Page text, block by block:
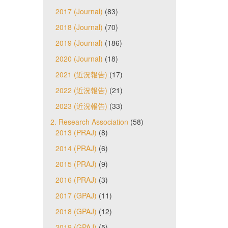
2017 (Journal) (83)
2018 (Journal) (70)
2019 (Journal) (186)
2020 (Journal) (18)
2021 (近況報告) (17)
2022 (近況報告) (21)
2023 (近況報告) (33)
2. Research Association (58)
2013 (PRAJ) (8)
2014 (PRAJ) (6)
2015 (PRAJ) (9)
2016 (PRAJ) (3)
2017 (GPAJ) (11)
2018 (GPAJ) (12)